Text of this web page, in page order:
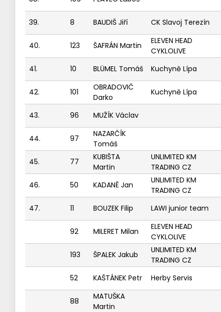
39. 8 BAUDIŠ Jiří CK Slavoj Terezín
40. 123 ŠAFRÁN Martin
ELEVEN HEAD
CYKLOLIVE
41.
10 BLÜMEL Tomáš Kuchyně Lípa
42. 101
OBRADOVIČ
Darko
Kuchyně Lípa
43. 96 MUŽÍK Václav
44. 97
NAZARČÍK
Tomáš
45.
77
KUBIŠTA
Martin
UNLIMITED KM
TRADING CZ
46.
50 KADANĚ Jan
UNLIMITED KM
TRADING CZ
47.
11 BOUZEK Filip LAWI junior team
92 MILERET Milan
ELEVEN HEAD
CYKLOLIVE
193
ŠPALEK Jakub
UNLIMITED KM
TRADING CZ
52
KAŠTÁNEK Petr Herby Servis
88
MATUŠKA
Martin